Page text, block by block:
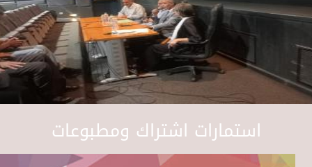
استمارات اشتراك ومطبوعات